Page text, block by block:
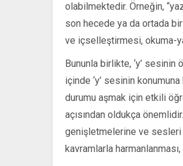
olabilmektedir. Örneğin,
son hecede ya da ortada bir
ve içselleştirmesi, okuma-
Bununla birlikte, ‘y’
içinde ‘y’ sesinin
durumu aşmak için etkili
açısından oldukça
genişletmelerine ve sesleri
kavramlarla